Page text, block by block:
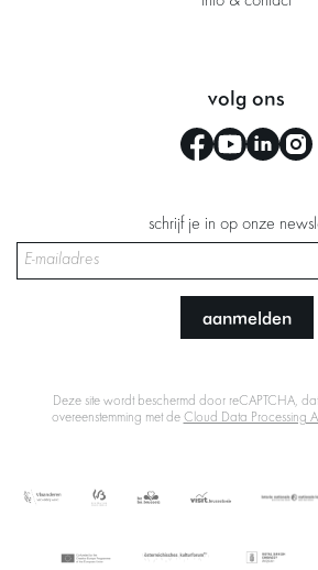
volg ons
schrijf je in op onze
aanmelden
Deze site wordt beschermd door reCAPTCHA,
overeenstemming met de Cloud Data Processing